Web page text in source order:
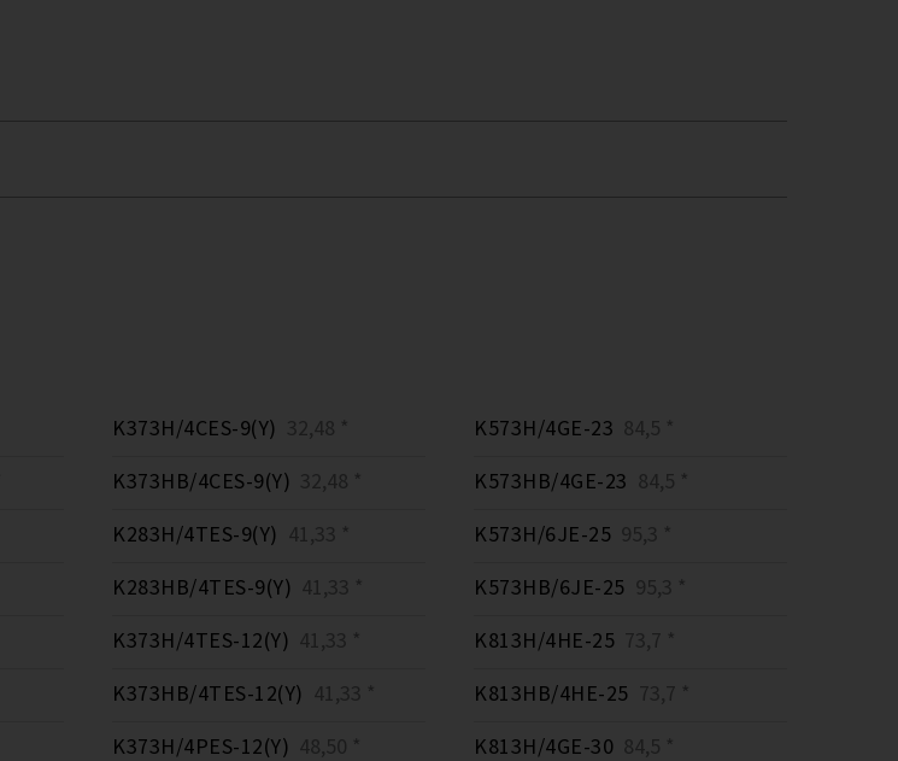
K373H/4CES-9(Y) 32,48 *
K373HB/4CES-9(Y) 32,48 *
K283H/4TES-9(Y) 41,33 *
K283HB/4TES-9(Y) 41,33 *
K373H/4TES-12(Y) 41,33 *
K373HB/4TES-12(Y) 41,33 *
K373H/4PES-12(Y) 48,50 *
K573H/4GE-23 84,5 *
K573HB/4GE-23 84,5 *
K573H/6JE-25 95,3 *
K573HB/6JE-25 95,3 *
K813H/4HE-25 73,7 *
K813HB/4HE-25 73,7 *
K813H/4GE-30 84,5 *